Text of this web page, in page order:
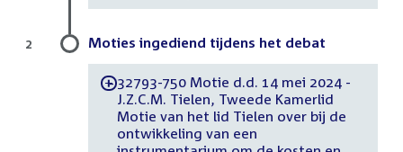
Moties ingediend tijdens het debat
-32793-750 Motie d.d. 14 mei 2024 -
J.Z.C.M. Tielen, Tweede Kamerlid
Motie van het lid Tielen over bij de
ontwikkeling van een
2